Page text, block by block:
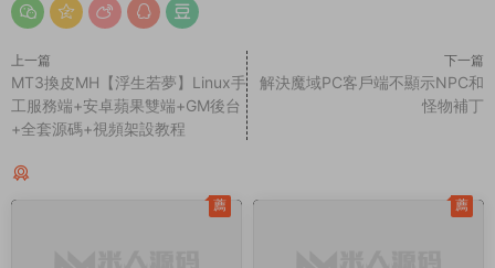
上一篇
MT3換皮MH【浮生若夢】Linux手
工服務端+安卓蘋果雙端+GM後台
+全套源碼+視頻架設教程
下一篇
解決魔域PC客戶端不顯示NPC和
怪物補丁
薦 薦